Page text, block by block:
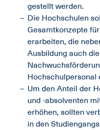
gestellt werden.
Die Hochschulen
Gesamtkonzepte
erarbeiten, die
Ausbildung auch
Hochschulpersonal
Um den Anteil der
und -absolventen
erhöhen, sollten
in den